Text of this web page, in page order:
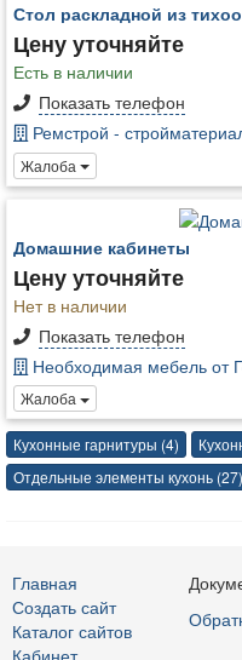
Стол раскладной из
Цену уточняйте
Есть в наличии
Показать телефон
Ремстрой -
Жалоба
Домашние кабинеты
Цену уточняйте
Нет в наличии
Показать телефон
Необходимая мебель от
Жалоба
Кухонные гарнитуры (4)
Отдельные элементы кухонь (27)
Главная
Создать сайт
Каталог сайтов